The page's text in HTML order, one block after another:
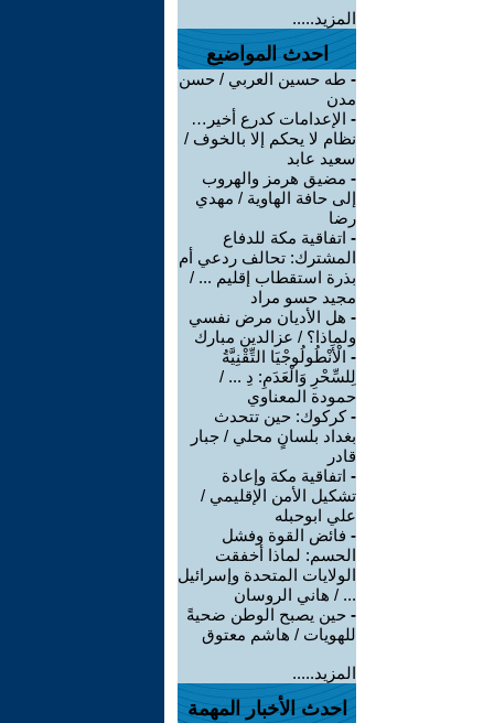
المزيد.....
احدث المواضيع
- طه حسين العربي / حسن
مدن
- الإعدامات كدرع أخير…
نظام لا يحكم إلا بالخوف /
سعيد عابد
- مضيق هرمز والهروب
إلى حافة الهاوية / مهدي
رضا
- اتفاقية مكة للدفاع
المشترك: تحالف ردعي أم
بذرة استقطاب إقليم ... /
مجيد حسو مراد
- هل الأديان مرض نفسي
ولماذا؟ / عزالدين مبارك
- الْأَنْطُولُوجْيَا التِّقْنِيَّةُ
لِلسِّحْرِ وَالْعَدَمِ: دِ ... /
حمودة المعناوي
-كركوك: حين تتحدث
بغداد بلسانٍ محلي / جبار
قادر
- اتفاقية مكة وإعادة
تشكيل الأمن الإقليمي /
علي ابوحبله
- فائض القوة وفشل
الحسم: لماذا أخفقت
الولايات المتحدة وإسرائيل
... / هاني الروسان
- حين يصبح الوطن ضحيةً
للهويات / هاشم معتوق
المزيد.....
احدث الأخبار المهمة